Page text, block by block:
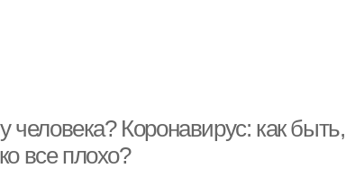
Коронавирус: как
все плохо?